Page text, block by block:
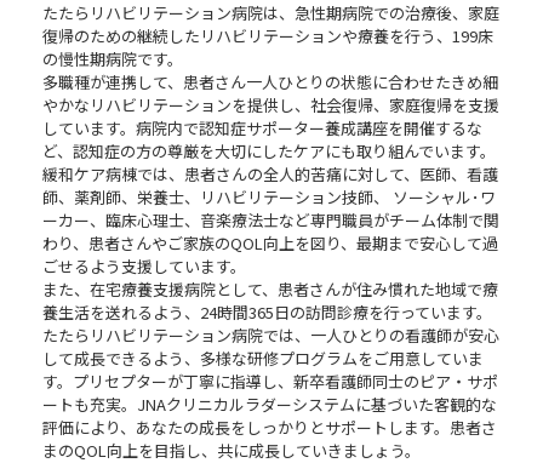
たたらリハビリテーション病院は、急性期病院での治療後、家庭
復帰のための継続したリハビリテーションや療養を行う、199床
の慢性期病院です。
多職種が連携して、患者さん一人ひとりの状態に合わせたきめ細
やかなリハビリテーションを提供し、社会復帰、家庭復帰を支援
しています。病院内で認知症サポーター養成講座を開催するな
ど、認知症の方の尊厳を大切にしたケアにも取り組んでいます。
緩和ケア病棟では、患者さんの全人的苦痛に対して、医師、看護
師、薬剤師、栄養士、リハビリテーション技師、 ソーシャル･ワ
ーカー、臨床心理士、音楽療法士など専門職員がチーム体制で関
わり、患者さんやご家族のQOL向上を図り、最期まで安心して過
ごせるよう支援しています。
また、在宅療養支援病院として、患者さんが住み慣れた地域で療
養生活を送れるよう、24時間365日の訪問診療を行っています。
たたらリハビリテーション病院では、一人ひとりの看護師が安心
して成長できるよう、多様な研修プログラムをご用意していま
す。プリセプターが丁寧に指導し、新卒看護師同士のピア・サポ
ートも充実。JNAクリニカルラダーシステムに基づいた客観的な
評価により、あなたの成長をしっかりとサポートします。患者さ
まのQOL向上を目指し、共に成長していきましょう。